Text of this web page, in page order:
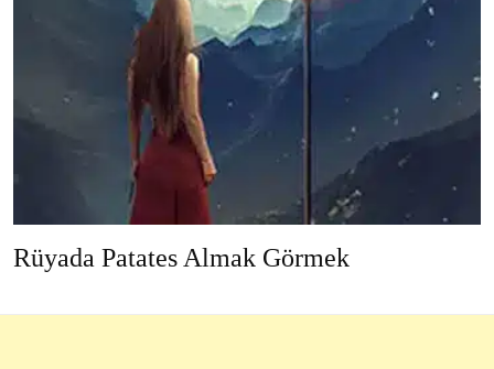
Rüyada Patates Almak Görmek